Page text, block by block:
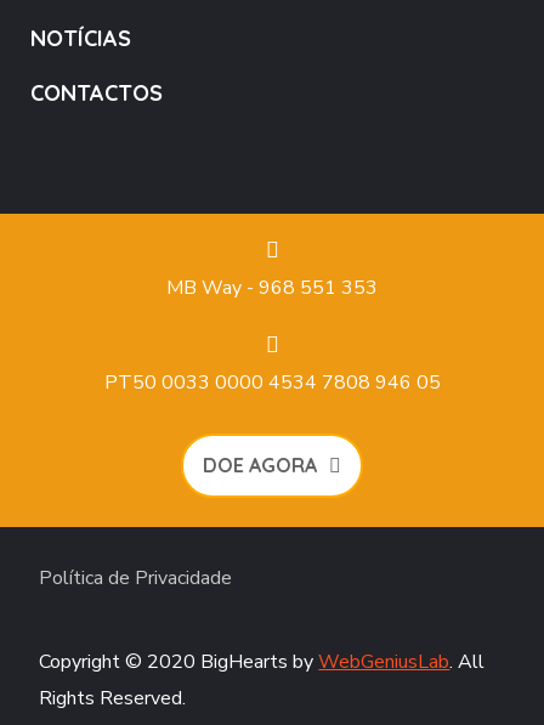
NOTÍCIAS
CONTACTOS
MB Way - 968 551 353
PT50 0033 0000 4534 7808 946 05
DOE AGORA
Política de Privacidade
Copyright © 2020 BigHearts byWebGeniusLab. All
Rights Reserved.